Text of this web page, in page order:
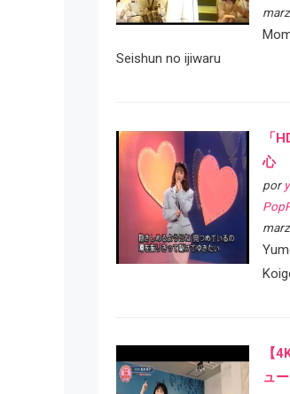
Seishun no ijiwaru
「
心
por
【
ュ